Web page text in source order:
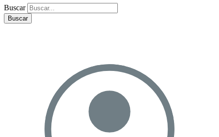
Buscar
Buscar